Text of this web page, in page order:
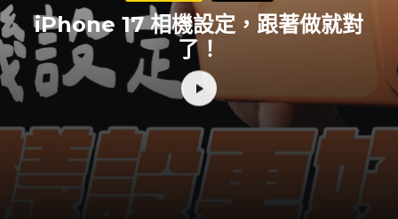
iPhone 17 相機設定，跟著做就對
了！